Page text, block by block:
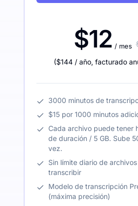
$12 / mes
($144 / año, facturado
3000 minutos de
$15 por 1000 minutos
Cada archivo puede tener
de duración / 5 GB. Sube
vez.
Sin límite diario de
transcribir
Modelo de transcripción
(máxima precisión)